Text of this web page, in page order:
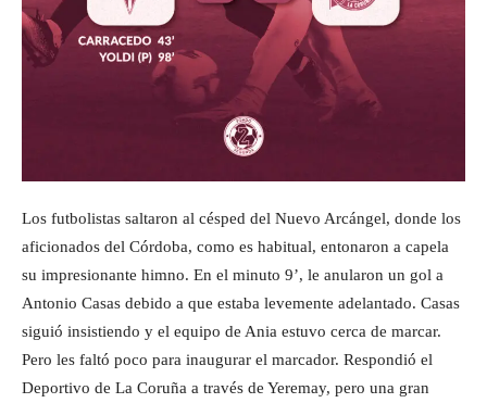
Los futbolistas saltaron al césped del Nuevo Arcángel, donde los
aficionados del Córdoba, como es habitual, entonaron a capela
su impresionante himno. En el minuto 9’, le anularon un gol a
Antonio Casas debido a que estaba levemente adelantado. Casas
siguió insistiendo y el equipo de Ania estuvo cerca de marcar.
Pero les faltó poco para inaugurar el marcador. Respondió el
Deportivo de La Coruña a través de Yeremay, pero una gran